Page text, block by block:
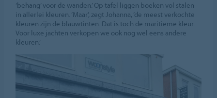
‘behang’ voor de wanden.’ Op tafel liggen boeken vol stalen
in allerlei kleuren. ‘Maar’, zegt Johanna, ‘de meest verkochte
kleuren zijn de blauwtinten. Dat is toch de maritieme kleur.
Voor luxe jachten verkopen we ook nog wel eens andere
kleuren.’